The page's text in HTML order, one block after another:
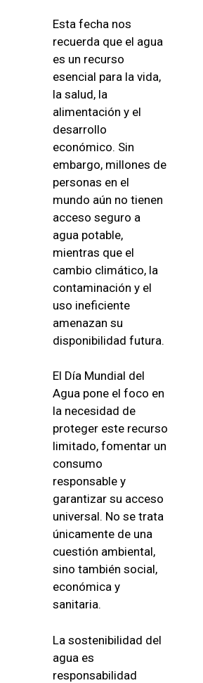
Esta fecha nos
recuerda que el agua
es un recurso
esencial para la vida,
la salud, la
alimentación y el
desarrollo
económico. Sin
embargo, millones de
personas en el
mundo aún no tienen
acceso seguro a
agua potable,
mientras que el
cambio climático, la
contaminación y el
uso ineficiente
amenazan su
disponibilidad futura.
El Día Mundial del
Agua pone el foco en
la necesidad de
proteger este recurso
limitado, fomentar un
consumo
responsable y
garantizar su acceso
universal. No se trata
únicamente de una
cuestión ambiental,
sino también social,
económica y
sanitaria.
La sostenibilidad del
agua es
responsabilidad